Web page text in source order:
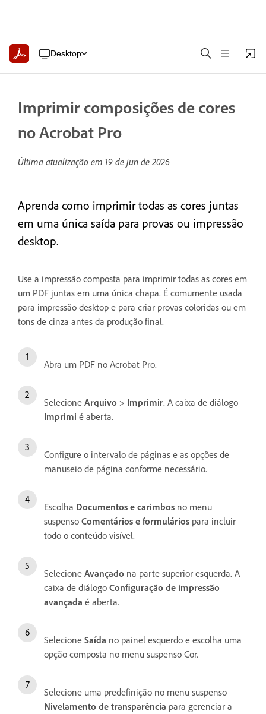
Desktop
Imprimir composições de cores
no Acrobat Pro
Última atualização em 19 de jun de 2026
Aprenda como imprimir todas as cores juntas
em uma única saída para provas ou impressão
desktop.
Use a impressão composta para imprimir todas as cores em
um PDF juntas em uma única chapa. É comumente usada
para impressão desktop e para criar provas coloridas ou em
tons de cinza antes da produção final.
Abra um PDF no Acrobat Pro.
Selecione Arquivo > Imprimir. A caixa de diálogo
Imprimi é aberta.
Configure o intervalo de páginas e as opções de
manuseio de página conforme necessário.
Escolha Documentos e carimbos no menu
suspenso Comentários e formulários para incluir
todo o conteúdo visível.
Selecione Avançado na parte superior esquerda. A
caixa de diálogo Configuração de impressão
avançada é aberta.
Selecione Saída no painel esquerdo e escolha uma
opção composta no menu suspenso Cor.
Selecione uma predefinição no menu suspenso
Nivelamento de transparência para gerenciar a